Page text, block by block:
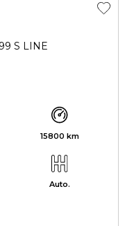
S LINE
15800 km
Auto.